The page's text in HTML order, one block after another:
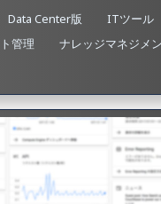
Data Center版
ITツール
管理
ナレッジマネジメ